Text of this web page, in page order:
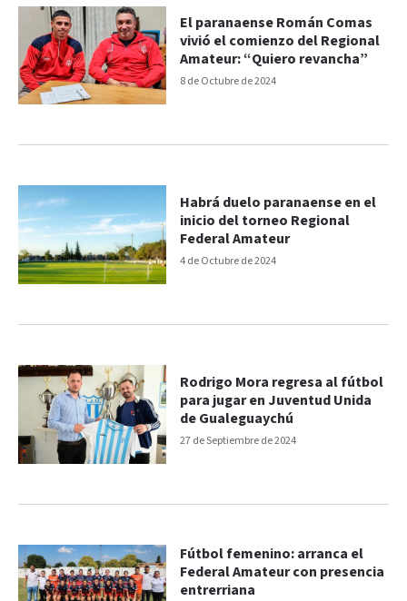
8 de Octubre de 2024
El paranaense Román Comas
vivió el comienzo del Regional
Amateur: “Quiero revancha”
4 de Octubre de 2024
Habrá duelo paranaense en el
inicio del torneo Regional
Federal Amateur
27 de Septiembre de 2024
Rodrigo Mora regresa al fútbol
para jugar en Juventud Unida
de Gualeguaychú
Fútbol femenino: arranca el
Federal Amateur con presencia
entrerriana